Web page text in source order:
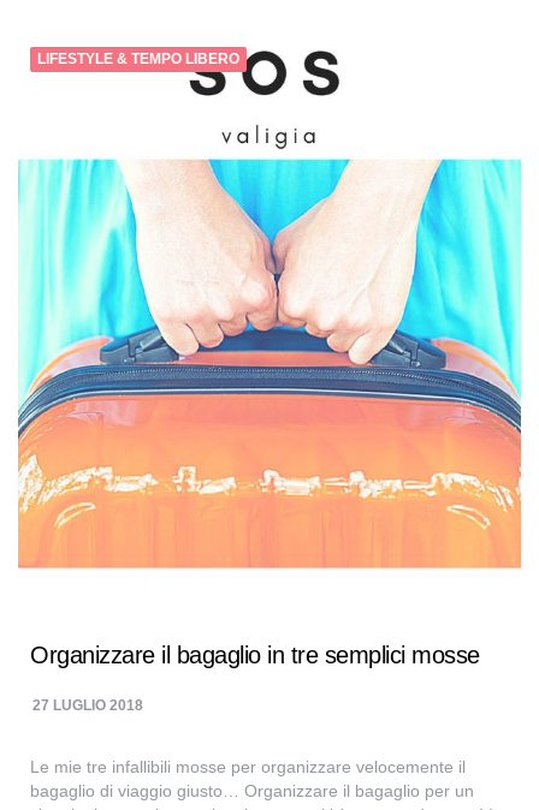
LIFESTYLE & TEMPO LIBERO
Organizzare il bagaglio in tre semplici mosse
27 LUGLIO 2018
Le mie tre infallibili mosse per organizzare velocemente il
bagaglio di viaggio giusto… Organizzare il bagaglio per un